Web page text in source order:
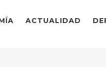
ACTUALIDAD